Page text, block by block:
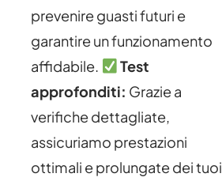
prevenire guasti futuri e
garantire un funzionamento
affidabile.
Test
approfonditi: Grazie a
verifiche dettagliate,
assicuriamo prestazioni
ottimali e prolungate dei tuoi